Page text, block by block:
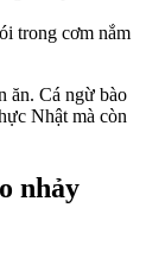
trong cơm nắm
ăn. Cá ngừ bào
Nhật mà còn
nhảy